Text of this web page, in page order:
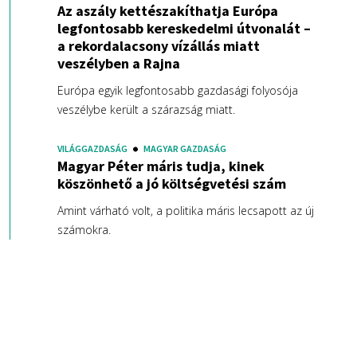
Az aszály kettészakíthatja Európa
legfontosabb kereskedelmi útvonalát –
a rekordalacsony vízállás miatt
veszélyben a Rajna
Európa egyik legfontosabb gazdasági folyosója
veszélybe került a szárazság miatt.
VILÁGGAZDASÁG MAGYAR GAZDASÁG
Magyar Péter máris tudja, kinek
köszönhető a jó költségvetési szám
Amint várható volt, a politika máris lecsapott az új
számokra.